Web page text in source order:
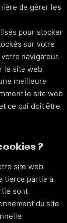
de gérer les
pour stocker
sur votre
navigateur.
le site web
meilleure
le site web
ce qui doit être
?
site web
tierce partie à
sont
du site